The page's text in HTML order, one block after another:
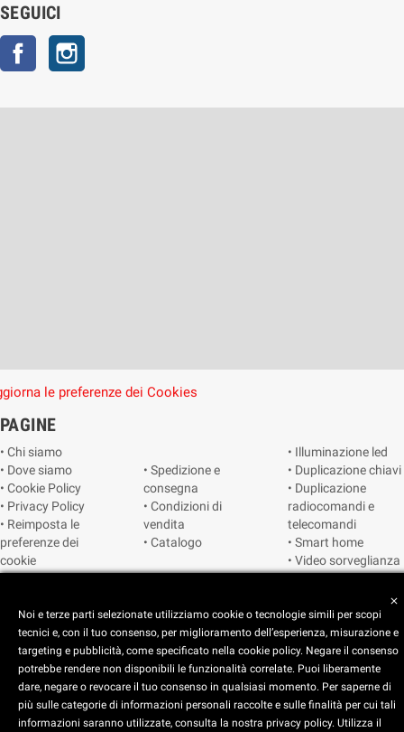
SEGUICI
Facebook
le preferenze dei Cookies
PAGINE
• Chi siamo
• Dove siamo
• Cookie Policy
• Privacy Policy
• Reimposta le
preferenze dei
cookie
• Spedizione e
consegna
• Condizioni di
vendita
• Catalogo
• Illuminazione led
• Duplicazione chiavi
• Duplicazione
radiocomandi e
telecomandi
• Smart home
• Video sorveglianza
Copyright © 2025 CEART | Negozio di elettronica Torino
C.E.A.R.T. Elettronica
close
Noi e terze parti selezionate utilizziamo cookie o tecnologie simili per scopi
tecnici e, con il tuo consenso, per miglioramento dell’esperienza, misurazione e
targeting e pubblicità, come specificato nella cookie policy. Negare il consenso
potrebbe rendere non disponibili le funzionalità correlate. Puoi liberamente
dare, negare o revocare il tuo consenso in qualsiasi momento. Per saperne di
più sulle categorie di informazioni personali raccolte e sulle finalità per cui tali
informazioni saranno utilizzate, consulta la nostra privacy policy. Utilizza il